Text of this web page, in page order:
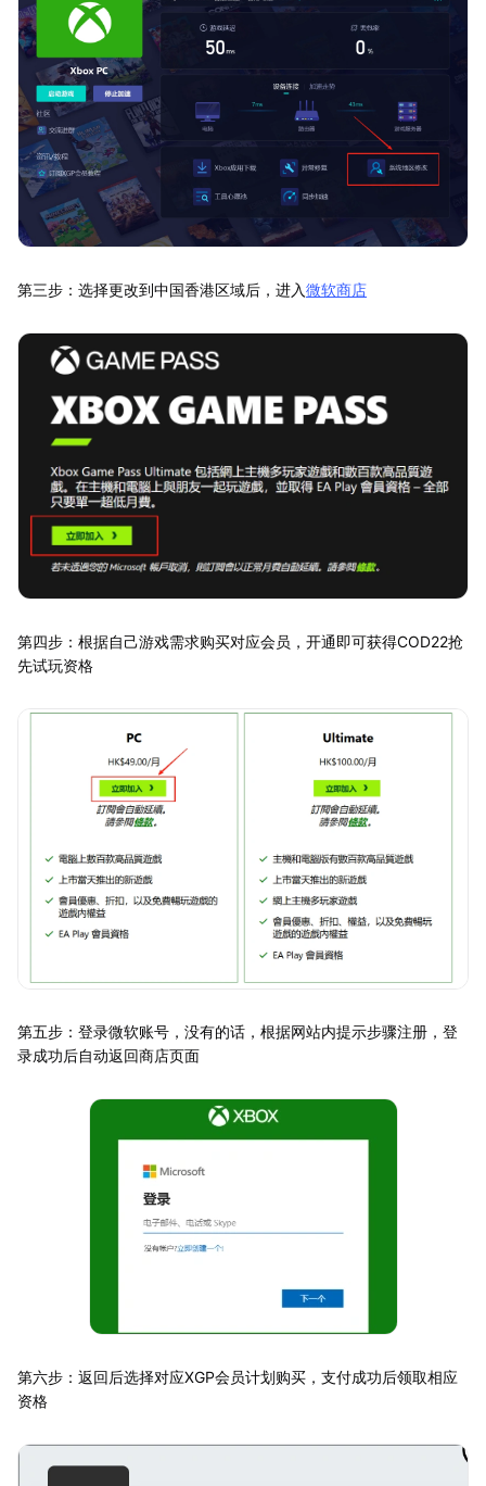
第三步：选择更改到中国香港区域后，进入微软商店
第四步：根据自己游戏需求购买对应会员，开通即可获得COD22抢
先试玩资格
第五步：登录微软账号，没有的话，根据网站内提示步骤注册，登
录成功后自动返回商店页面
第六步：返回后选择对应XGP会员计划购买，支付成功后领取相应
资格